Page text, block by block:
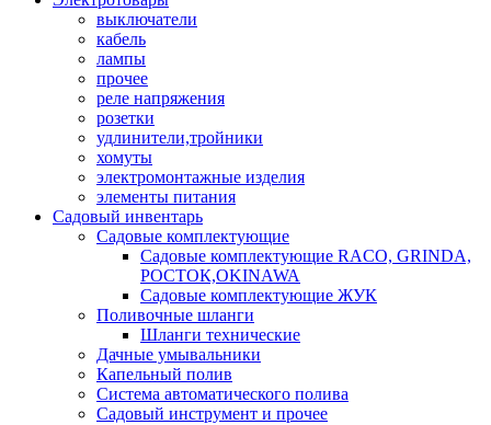
выключатели
кабель
лампы
прочее
реле напряжения
розетки
удлинители,тройники
хомуты
электромонтажные изделия
элементы питания
Садовый инвентарь
Садовые комплектующие
Садовые комплектующие RACO, GRINDA,
РОСТОК,OKINAWA
Садовые комплектующие ЖУК
Поливочные шланги
Шланги технические
Дачные умывальники
Капельный полив
Система автоматического полива
Садовый инструмент и прочее